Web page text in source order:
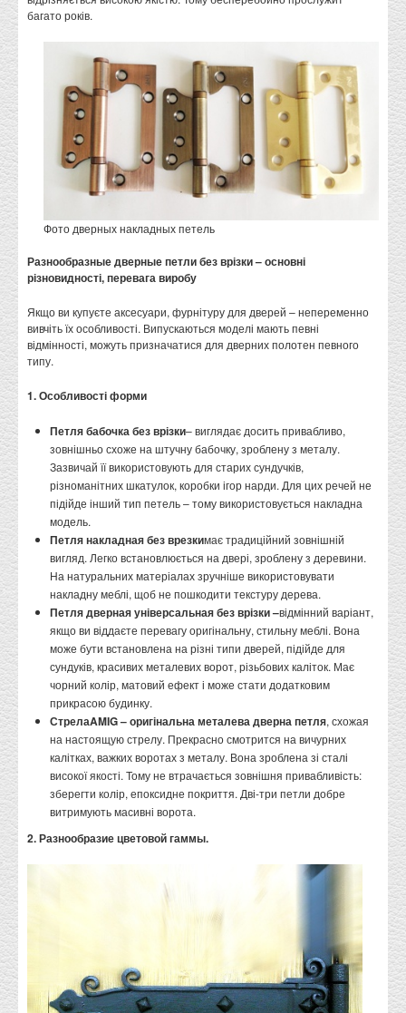
багато років.
Фото дверных накладных петель
Разнообразные дверные петли без врізки – основні
різновидності, перевага виробу
Якщо ви купуєте аксесуари, фурнітуру для дверей – непеременно
вивчіть їх особливості. Випускаються моделі мають певні
відмінності, можуть призначатися для дверних полотен певного
типу.
1. Особливості форми
Петля бабочка без врізки– виглядає досить привабливо,
зовнішньо схоже на штучну бабочку, зроблену з металу.
Зазвичай її використовують для старих сундучків,
різноманітних шкатулок, коробки ігор нарди. Для цих речей не
підійде інший тип петель – тому використовується накладна
модель.
Петля накладная без врезкимає традиційний зовнішній
вигляд. Легко встановлюється на двері, зроблену з деревини.
На натуральних матеріалах зручніше використовувати
накладну меблі, щоб не пошкодити текстуру дерева.
Петля дверная універсальная без врізки –відмінний варіант,
якщо ви віддаєте перевагу оригінальну, стильну меблі. Вона
може бути встановлена на різні типи дверей, підійде для
сундуків, красивих металевих ворот, різьбових каліток. Має
чорний колір, матовий ефект і може стати додатковим
прикрасою будинку.
СтрелаAMIG – оригінальна металева дверна петля, схожая
на настоящую стрелу. Прекрасно смотрится на вичурних
калітках, важких воротах з металу. Вона зроблена зі сталі
високої якості. Тому не втрачається зовнішня привабливість:
зберегти колір, епоксидне покриття. Дві-три петли добре
витримують масивні ворота.
2. Разнообразие цветовой гаммы.